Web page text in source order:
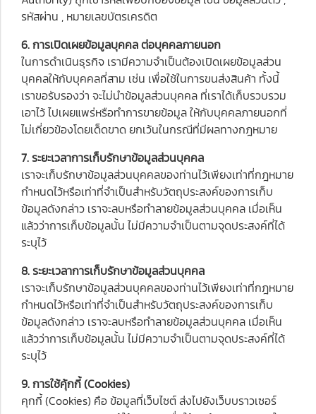
รหัสผ่าน , หมายเลขบัตรเครดิต
6. การเปิดเผยข้อมูลบุคคล ต่อบุคคลภายนอก
ในการดำเนินธุรกิจ เรามีความจำเป็นต้องเปิดเผยข้อมูลส่วน
บุคคลให้กับบุคคลที่สาม เช่น เพื่อใช้ในการขนส่งสินค้า ทั้งนี้
เราขอรับรองว่า จะไม่นำข้อมูลส่วนบุคคล ที่เราได้เก็บรวบรวม
เอาไว้ ไปเผยแพร่หรือทำการขายข้อมูล ให้กับบุคคลภายนอกที่
ไม่เกี่ยวข้องโดยเด็ดขาด ยกเว้นในกรณีที่มีผลทางกฎหมาย
7. ระยะเวลาการเก็บรักษาข้อมูลส่วนบุคคล
เราจะเก็บรักษาข้อมูลส่วนบุคคลของท่านไว้เพียงเท่าที่กฎหมาย
กำหนดไว้หรือเท่าที่จำเป็นสำหรับวัตถุประสงค์ของการเก็บ
ข้อมูลดังกล่าว เราจะลบหรือทำลายข้อมูลส่วนบุคคล เมื่อเห็น
แล้วว่าการเก็บข้อมูลนั้น ไม่มีความจำเป็นตามจุดประสงค์ที่ได้
ระบุไว้
8. ระยะเวลาการเก็บรักษาข้อมูลส่วนบุคคล
เราจะเก็บรักษาข้อมูลส่วนบุคคลของท่านไว้เพียงเท่าที่กฎหมาย
กำหนดไว้หรือเท่าที่จำเป็นสำหรับวัตถุประสงค์ของการเก็บ
ข้อมูลดังกล่าว เราจะลบหรือทำลายข้อมูลส่วนบุคคล เมื่อเห็น
แล้วว่าการเก็บข้อมูลนั้น ไม่มีความจำเป็นตามจุดประสงค์ที่ได้
ระบุไว้
9. การใช้คุ้กกี้ (Cookies)
คุกกี้ (Cookies) คือ ข้อมูลที่เว็บไซต์ ส่งไปยังเว็บบราวเซอร์